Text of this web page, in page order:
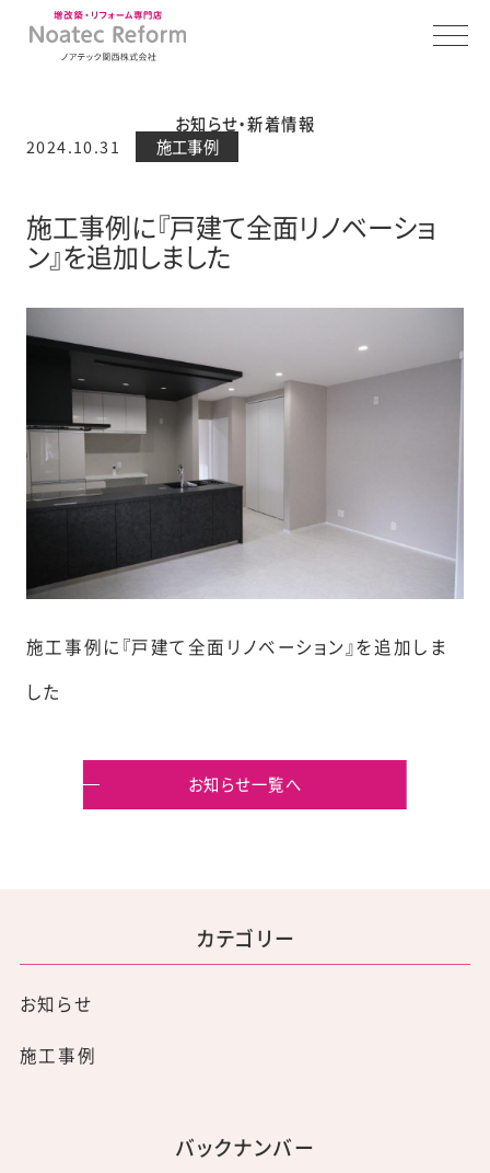
お知らせ・新着情報
2024.10.31
施工事例
施工事例に『戸建て全面リノベーショ
ン』を追加しました
施工事例に『戸建て全面リノベーション』を追加しま
した
お知らせ一覧へ
カテゴリー
お知らせ
施工事例
バックナンバー